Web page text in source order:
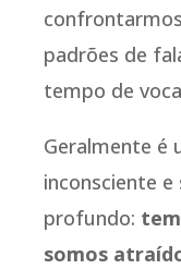
padrões de
tempo de
Geralmente é
inconsciente
profundo:
somos